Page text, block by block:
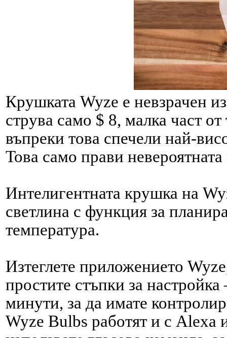
Крушката Wyze е невзрачен
струва само $ 8, малка част
въпреки това спечели най-
Това само прави
Интелигентната крушка на
светлина с функция за
температура.
Изтеглете приложението
простите стъпки за
минути, за да имате
Wyze Bulbs работят и с Alexa